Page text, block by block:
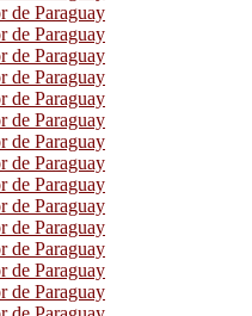
de Paraguay
de Paraguay
de Paraguay
de Paraguay
de Paraguay
de Paraguay
de Paraguay
de Paraguay
de Paraguay
de Paraguay
de Paraguay
de Paraguay
de Paraguay
de Paraguay